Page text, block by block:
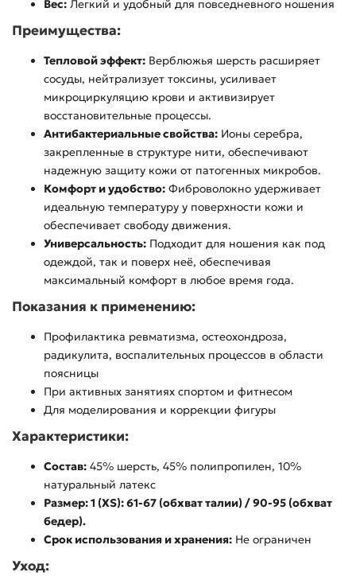
Вес: Легкий и удобный для повседневного ношения
Преимущества:
Тепловой эффект: Верблюжья шерсть расширяет
сосуды, нейтрализует токсины, усиливает
микроциркуляцию крови и активизирует
восстановительные процессы.
Антибактериальные свойства: Ионы серебра,
закрепленные в структуре нити, обеспечивают
надежную защиту кожи от патогенных микробов.
Комфорт и удобство: Фиброволокно удерживает
идеальную температуру у поверхности кожи и
обеспечивает свободу движения.
Универсальность: Подходит для ношения как под
одеждой, так и поверх неё, обеспечивая
максимальный комфорт в любое время года.
Показания к применению:
Профилактика ревматизма, остеохондроза,
радикулита, воспалительных процессов в области
поясницы
При активных занятиях спортом и фитнесом
Для моделирования и коррекции фигуры
Характеристики:
Состав: 45% шерсть, 45% полипропилен, 10%
натуральный латекс
Размер: 1 (XS): 61-67 (обхват талии) / 90-95 (обхват
бедер).
Срок использования и хранения: Не ограничен
Уход: